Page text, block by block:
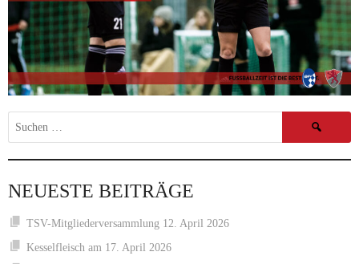
Suchen
NEUESTE BEITRÄGE
TSV-Mitgliederversammlung 12. April 2026
Kesselfleisch am 17. April 2026